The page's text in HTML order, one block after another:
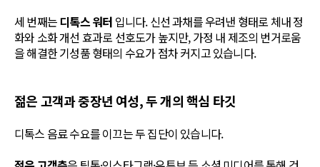
세 번째는디톡스 워터 입니다. 신선 과채를 우려낸 형태로 체내 정
화와 소화 개선 효과로 선호도가 높지만, 가정 내 제조의 번거로움
을 해결한 기성품 형태의 수요가 점차 커지고 있습니다.
젊은 고객과 중장년 여성, 두 개의 핵심 타깃
디톡스 음료 수요를 이끄는 두 집단이 있습니다.